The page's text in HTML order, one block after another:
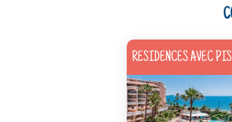
RESIDENCES AVEC